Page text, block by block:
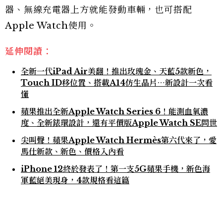
器、無線充電器上方就能發動車輛，也可搭配
Apple Watch使用。
延伸閱讀：
全新一代iPad Air美翻！推出玫瑰金、天藍5款新色，
Touch ID移位置、搭載A14仿生晶片⋯新設計一次看
懂
蘋果推出全新Apple Watch Series 6！能測血氧濃
度、全新錶環設計，還有平價版Apple Watch SE問世
尖叫聲！蘋果Apple Watch Hermès第六代來了，愛
馬仕新款、新色、價格入內看
iPhone 12終於發表了！第一支5G蘋果手機，新色海
軍藍絕美現身，4款規格看這篇